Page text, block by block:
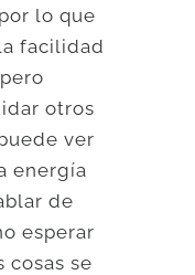
lo que
facilidad
otros
ver
energía
de
esperar
cosas se